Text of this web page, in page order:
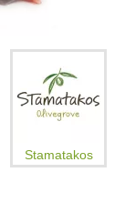
Stamatakos